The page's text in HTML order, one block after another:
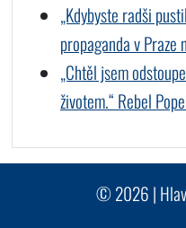
„Kdybyste radši
propaganda v Praze
„Chtěl jsem
životem.“ Rebel
© 2026 |